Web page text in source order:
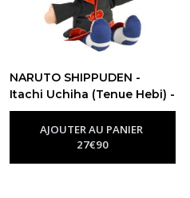
NARUTO SHIPPUDEN -
Itachi Uchiha (Tenue Hebi) -
Peluche 27cm-Peluche Naruto
AJOUTER AU PANIER
27€90